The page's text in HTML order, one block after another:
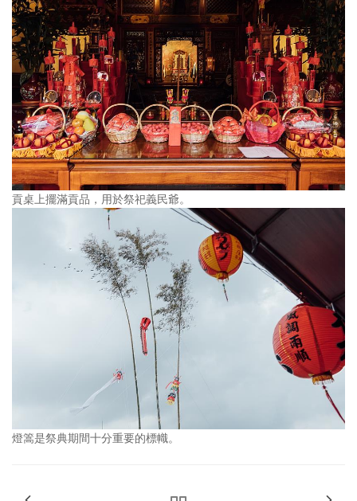
貢桌上擺滿貢品，用於祭祀義民爺。
燈篙是祭典期間十分重要的標幟。